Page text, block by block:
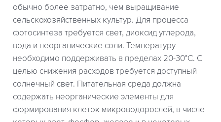
обычно более затратно, чем выращивание
сельскохозяйственных культур. Для процесса
фотосинтеза требуется свет, диоксид углерода,
вода и неорганические соли. Температуру
необходимо поддерживать в пределах 20-30°С. С
целью снижения расходов требуется доступный
солнечный свет. Питательная среда должна
содержать неорганические элементы для
формирования клеток микроводорослей, в числе